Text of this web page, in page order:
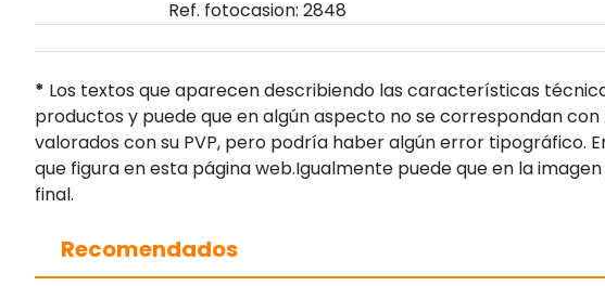
Ref. fotocasion: 2848
* Los textos que aparecen describiendo las características
productos y puede que en algún aspecto no se correspondan
valorados con su PVP, pero podría haber algún error
que figura en esta página web.Igualmente puede que en la
final.
Recomendados